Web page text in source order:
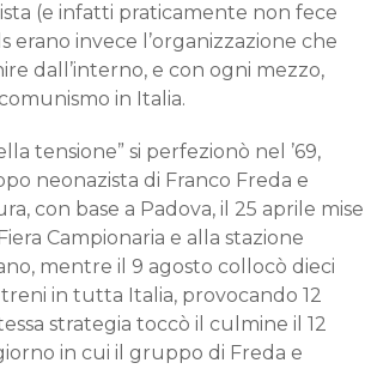
(e infatti praticamente non fece
erano invece l’organizzazione che
dall’interno, e con ogni mezzo,
in Italia.
tensione” si perfezionò nel ’69,
neonazista di Franco Freda e
con base a Padova, il 25 aprile mise
Campionaria e alla stazione
mentre il 9 agosto collocò dieci
in tutta Italia, provocando 12
strategia toccò il culmine il 12
in cui il gruppo di Freda e